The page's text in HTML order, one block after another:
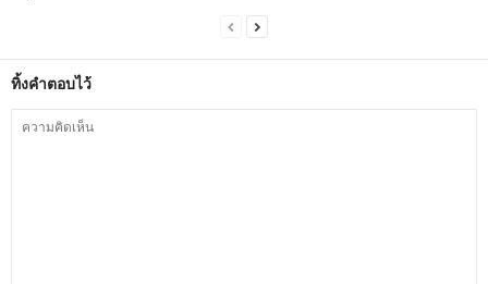
ทิ้งคำตอบไว้